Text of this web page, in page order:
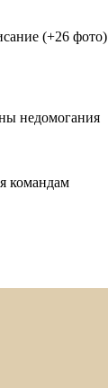
(+26 фото)
недомогания
командам